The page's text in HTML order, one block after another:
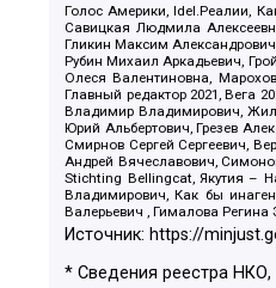
Голос Америки, Idel.Реалии,
Савицкая Людмила
Гликин Максим
Рубин Михаил Аркадьевич,
Олеся Валентиновна,
Главный редактор 2021, Вега
Владимир Владимирович,
Юрий Альбертович, Грезев
Смирнов Сергей Сергеевич,
Андрей Вячеславович,
Stichting Bellingcat, Якутия –
Владимирович, Как бы
Валерьевич , Гималова
Источник: https://
* Сведения реестра